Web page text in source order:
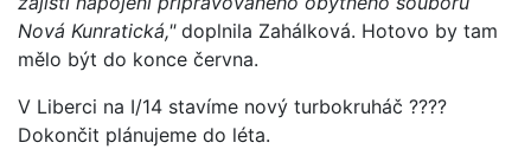
Nová Kunratická,"doplnila Zahálková. Hotovo by tam
mělo být do konce června.
V Liberci na I/14 stavíme nový turbokruháč ????
Dokončit plánujeme do léta.